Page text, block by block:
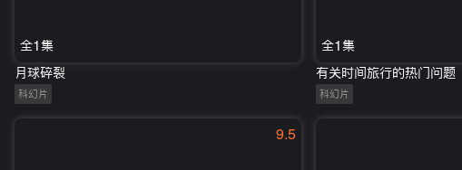
全1集
月球碎裂
科幻片
全1集
有关时间旅行的热门问题
科幻片
9.5